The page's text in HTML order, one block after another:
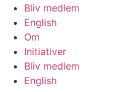
Bliv medlem
English
Om
Initiativer
Bliv medlem
English